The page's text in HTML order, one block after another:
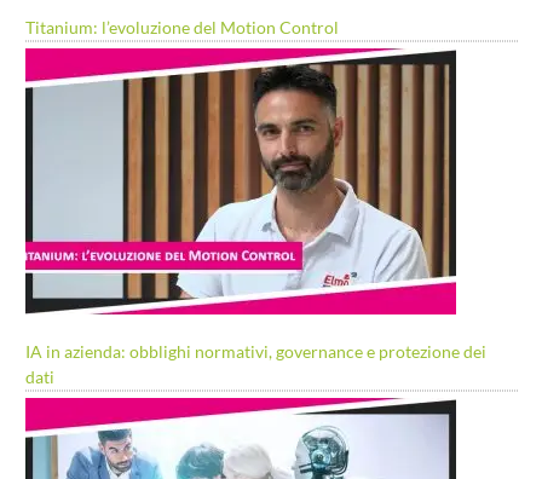
Titanium: l’evoluzione del Motion Control
IA in azienda: obblighi normativi, governance e protezione dei
dati